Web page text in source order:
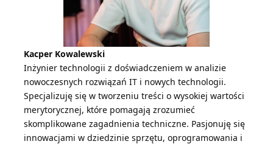
Kacper Kowalewski
Inżynier technologii z doświadczeniem w analizie
nowoczesnych rozwiązań IT i nowych technologii.
Specjalizuję się w tworzeniu treści o wysokiej wartości
merytorycznej, które pomagają zrozumieć
skomplikowane zagadnienia techniczne. Pasjonuję się
innowacjami w dziedzinie sprzętu, oprogramowania i